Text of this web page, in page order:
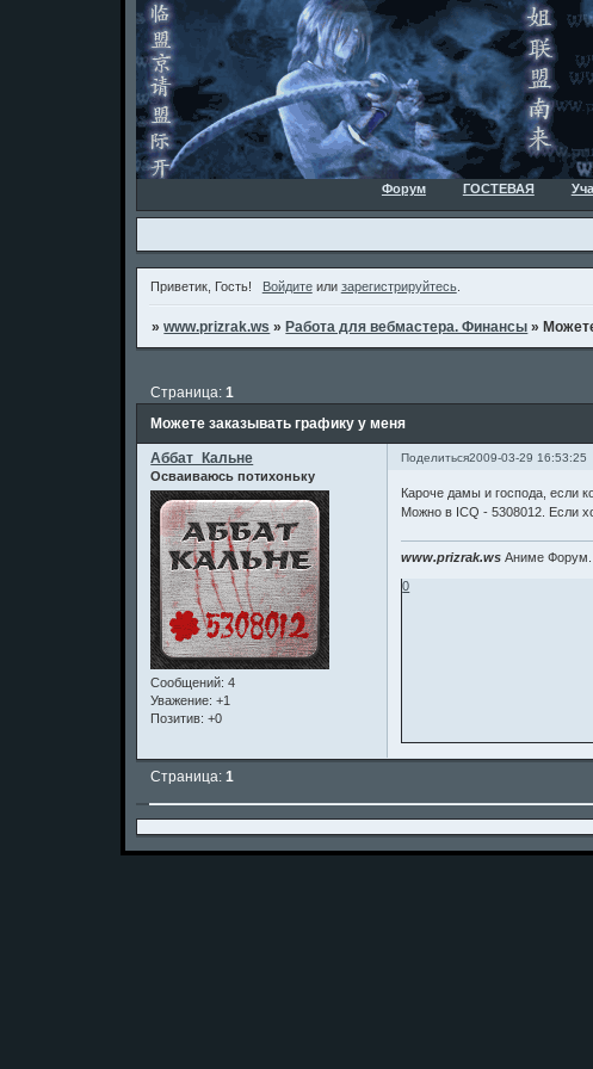
Форум ГОСТЕВАЯ
Приветик, Гость! Войдитеили зарегистрируйтесь.
»www.prizrak.ws » Работа для вебмастера. Финансы »
Можете заказывать графику у меня
Страница:1
Поделиться2009-03-29 16:53:25
Аббат_Кальне
Осваиваюсь потихоньку
Сообщений: 4
Уважение: +1
Позитив: +0
Кароче дамы и господа, если
Можно в ICQ - 5308012. Если
www.prizrak.ws Аниме Форум.
0
Страница:1